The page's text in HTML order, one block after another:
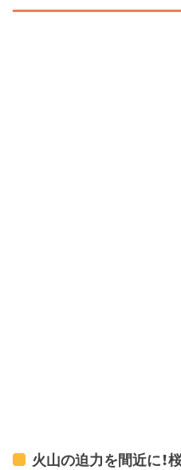
火山の迫力を間近に！